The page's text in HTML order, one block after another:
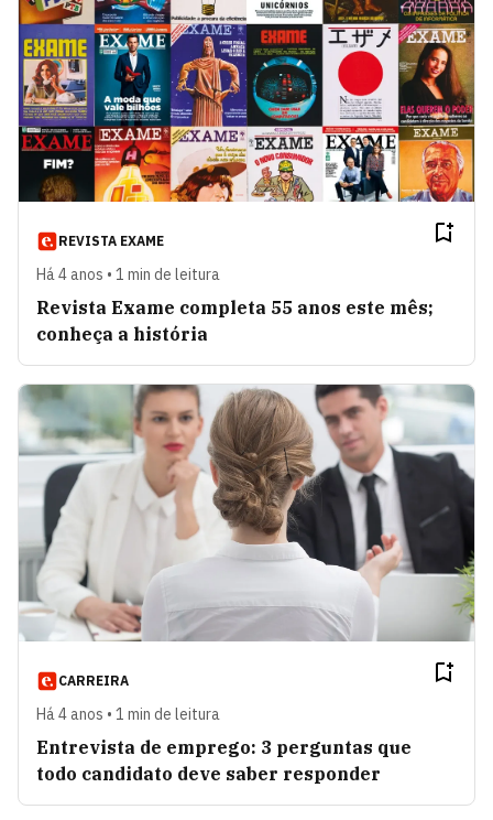
REVISTA EXAME
Há 4 anos • 1 min de leitura
Revista Exame completa 55 anos este mês;
conheça a história
CARREIRA
Há 4 anos • 1 min de leitura
Entrevista de emprego: 3 perguntas que
todo candidato deve saber responder